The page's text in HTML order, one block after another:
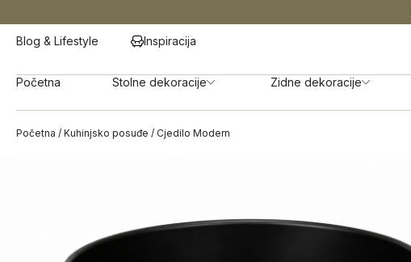
Blog & Lifestyle Inspiracija
Početna Stolne dekoracije Zidne dekoracije
Početna / Kuhinjsko posuđe / Cjedilo Modern